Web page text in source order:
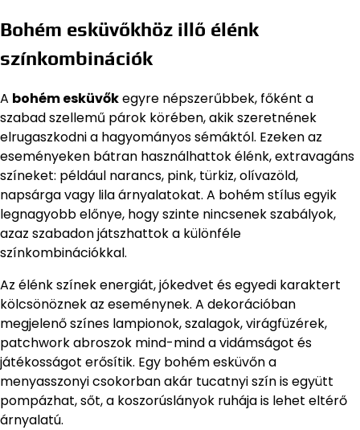
Bohém esküvőkhöz illő élénk
színkombinációk
A bohém esküvőkegyre népszerűbbek, főként a
szabad szellemű párok körében, akik szeretnének
elrugaszkodni a hagyományos sémáktól. Ezeken az
eseményeken bátran használhattok élénk, extravagáns
színeket: például narancs, pink, türkiz, olívazöld,
napsárga vagy lila árnyalatokat. A bohém stílus egyik
legnagyobb előnye, hogy szinte nincsenek szabályok,
azaz szabadon játszhattok a különféle
színkombinációkkal.
Az élénk színek energiát, jókedvet és egyedi karaktert
kölcsönöznek az eseménynek. A dekorációban
megjelenő színes lampionok, szalagok, virágfüzérek,
patchwork abroszok mind-mind a vidámságot és
játékosságot erősítik. Egy bohém esküvőn a
menyasszonyi csokorban akár tucatnyi szín is együtt
pompázhat, sőt, a koszorúslányok ruhája is lehet eltérő
árnyalatú.